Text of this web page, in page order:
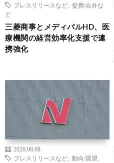
プレスリリースなど
提携/合弁な
ど
三菱商事とメディパルHD、医
療機関の経営効率化支援で連
携強化
2026.08.08
プレスリリースなど
動向/展望